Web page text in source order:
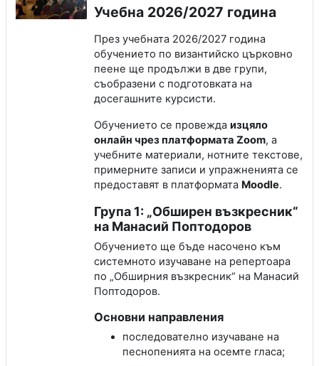
Учебна 2026/2027 година
През учебната 2026/2027 година
обучението по византийско църковно
пеене ще продължи в две групи,
съобразени с подготовката на
досегашните курсисти.
Обучението се провежда изцяло
онлайн чрез платформата Zoom, а
учебните материали, нотните текстове,
примерните записи и упражненията се
предоставят в платформата Moodle.
Група 1: „Обширен възкресник“
на Манасий Поптодоров
Обучението ще бъде насочено към
системното изучаване на репертоара
по „Обширния възкресник“ на Манасий
Поптодоров.
Основни направления
последователно изучаване на
песнопенията на осемте гласа;